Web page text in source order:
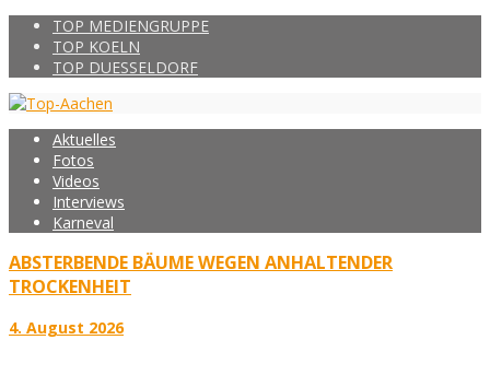
TOP MEDIENGRUPPE
TOP KOELN
TOP DUESSELDORF
Aktuelles
Fotos
Videos
Interviews
Karneval
ABSTERBENDE BÄUME WEGEN ANHALTENDER
TROCKENHEIT
4. August 2026